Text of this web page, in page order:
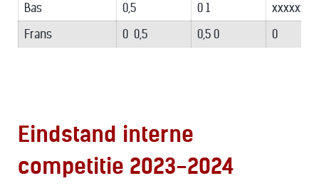
Bas
0,5 0 1
Frans
0 0,5 0,5 0 0
Eindstand interne
competitie 2023-2024